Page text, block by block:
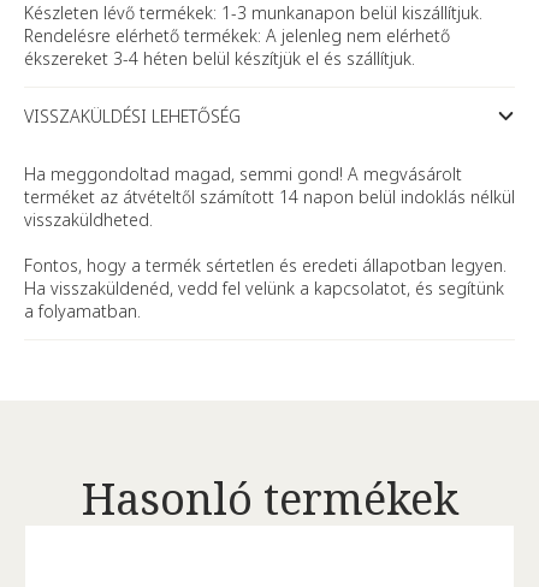
Készleten lévő termékek: 1-3 munkanapon belül kiszállítjuk.
Rendelésre elérhető termékek: A jelenleg nem elérhető
ékszereket 3-4 héten belül készítjük el és szállítjuk.
VISSZAKÜLDÉSI LEHETŐSÉG
Ha meggondoltad magad, semmi gond! A megvásárolt
terméket az átvételtől számított 14 napon belül indoklás nélkül
visszaküldheted.
Fontos, hogy a termék sértetlen és eredeti állapotban legyen.
Ha visszaküldenéd, vedd fel velünk a kapcsolatot, és segítünk
a folyamatban.
Hasonló termékek